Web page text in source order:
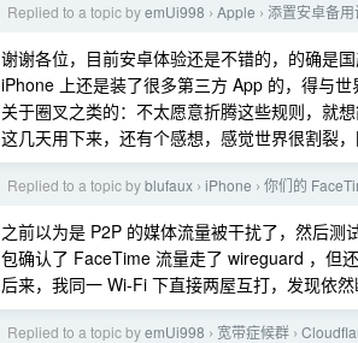
Replied to a topic byemUi998 › Apple › 添置安卓备
谢谢各位，目前安卓体验还是不错的，的确是
iPhone 上还是装了很多第三方 App 的，得与世
关于圈叉之类的：不太愿意折腾这些规则，就
这几天用下来，还有个感想，感觉世界很割裂
Replied to a topic byblufaux › iPhone › 你们的
之前以为是 P2P 的媒体流量被干扰了，然后
包确认了 FaceTime 流量走了 wireguard ，但
后来，我同一 Wi-Fi 下直接两屋互打，发现依
Replied to a topic byemUi998 › 宽带症候群 ›